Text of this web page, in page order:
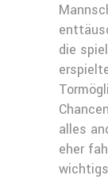
die
alles
eher